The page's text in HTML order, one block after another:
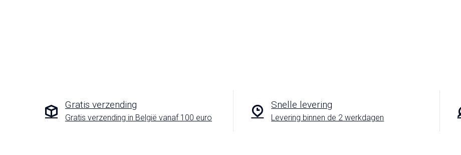
Gratis verzending
Gratis verzending in België vanaf 100 euro
Snelle levering
Levering binnen de 2 werkdagen